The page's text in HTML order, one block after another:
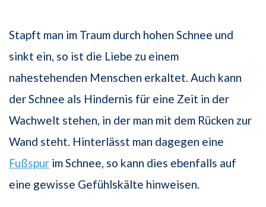
Stapft man im Traum durch hohen Schnee und
sinkt ein, so ist die Liebe zu einem
nahestehenden Menschen erkaltet. Auch kann
der Schnee als Hindernis für eine Zeit in der
Wachwelt stehen, in der man mit dem Rücken zur
Wand steht. Hinterlässt man dagegen eine
Fußspur im Schnee, so kann dies ebenfalls auf
eine gewisse Gefühlskälte hinweisen.